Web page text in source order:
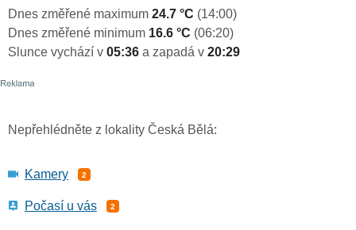
Dnes změřené maximum 24.7 °C (14:00)
Dnes změřené minimum 16.6 °C (06:20)
Slunce vychází v 05:36 a zapadá v 20:29
Nepřehlédněte z lokality Česká Bělá:
Kamery 2
Počasí u vás 2